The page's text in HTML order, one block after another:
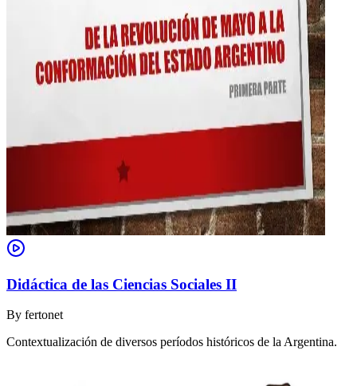
Didáctica de las Ciencias Sociales II
By fertonet
Contextualización de diversos períodos históricos de la Argentina.